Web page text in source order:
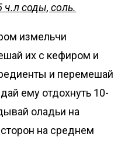
ч.л соды, соль.
измельчи
их с кефиром и
и перемешай
ему отдохнуть 10-
оладьи на
на среднем